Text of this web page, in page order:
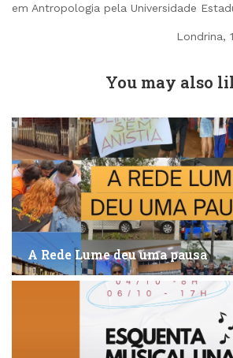
em Antropologia pela Universidade
Londrina,
You may also
A Rede Lume deu uma pausa